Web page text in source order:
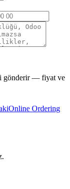
gönderir — fiyat ve
Online Ordering